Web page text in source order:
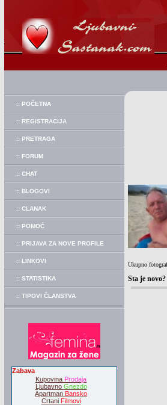
:: POČETNA
:: REGISTRACIJA
:: PRETRAGA
:: FORUM
:: CHAT
:: BLOGOVI
:: CLANAK
:: POMOĆ
:: PRIJAVA ZA NOVE PROFILE
:: LINKOVI
:: STATISTIKA
:: TIPOVI ČLANSTVA
Zabava
Kupovina Prodaja
Ljubavno Gnezdo
Apartman Bansko
Crtani Filmovi
Ukupno
Sta je novo?